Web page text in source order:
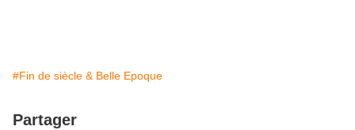
#Fin de siècle & Belle Epoque
Partager